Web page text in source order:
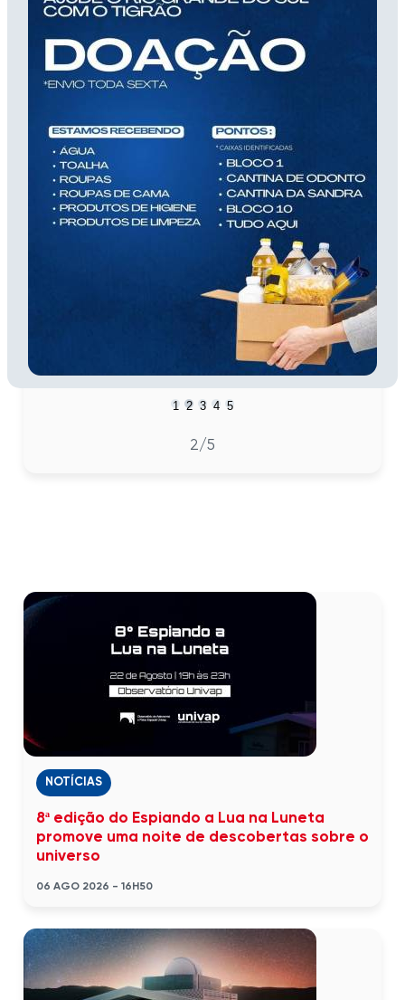
1 2 3 4 5
2/5
NOTÍCIAS
8ª edição do Espiando a Lua na Luneta
promove uma noite de descobertas sobre o
universo
06 AGO 2026 - 16H50